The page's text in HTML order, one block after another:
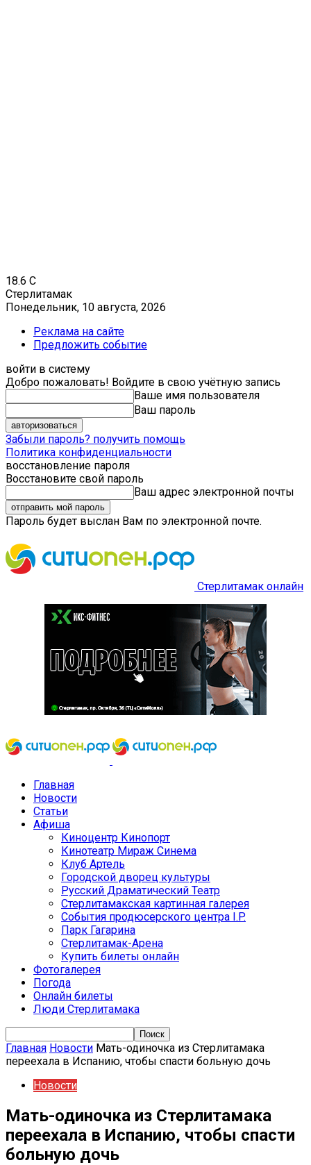
18.6 C
Стерлитамак
Понедельник, 10 августа, 2026
Реклама на сайте
Предложить событие
войти в систему
Добро пожаловать! Войдите в свою учётную запись
Ваше имя пользователя
Ваш пароль
Забыли пароль? получить помощь
Политика конфиденциальности
восстановление пароля
Восстановите свой пароль
Ваш адрес электронной почты
Пароль будет выслан Вам по электронной почте.
Стерлитамак онлайн
Главная
Новости
Статьи
Афиша
Киноцентр Кинопорт
Кинотеатр Мираж Синема
Клуб Артель
Городской дворец культуры
Русский Драматический Театр
Стерлитамакская картинная галерея
События продюсерского центра I.P.
Парк Гагарина
Стерлитамак-Арена
Купить билеты онлайн
Фотогалерея
Погода
Онлайн билеты
Люди Стерлитамака
Главная Новости Мать-одиночка из Стерлитамака
переехала в Испанию, чтобы спасти больную дочь
Новости
Мать-одиночка из Стерлитамака
переехала в Испанию, чтобы спасти
больную дочь